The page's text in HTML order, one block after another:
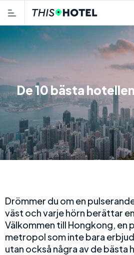
De 10 bästa
Drömmer du om en
väst och varje hörn berättar
Välkommen till Hongkong, en
metropol som inte bara
utan också några av de bästa